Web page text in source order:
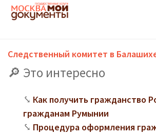
Следственный комитет в
Это интересно
Как получить гражданство
гражданам Румынии
Процедура оформления